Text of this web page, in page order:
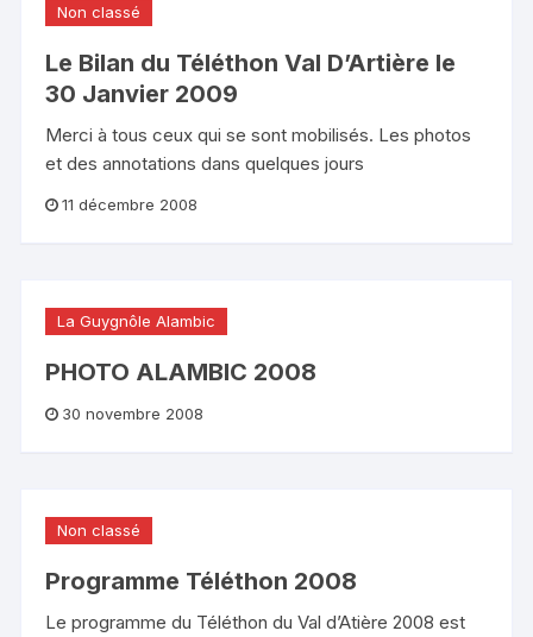
Non classé
Le Bilan du Téléthon Val D’Artière le
30 Janvier 2009
Merci à tous ceux qui se sont mobilisés. Les photos
et des annotations dans quelques jours
11 décembre 2008
La Guygnôle Alambic
PHOTO ALAMBIC 2008
30 novembre 2008
Non classé
Programme Téléthon 2008
Le programme du Téléthon du Val d’Atière 2008 est